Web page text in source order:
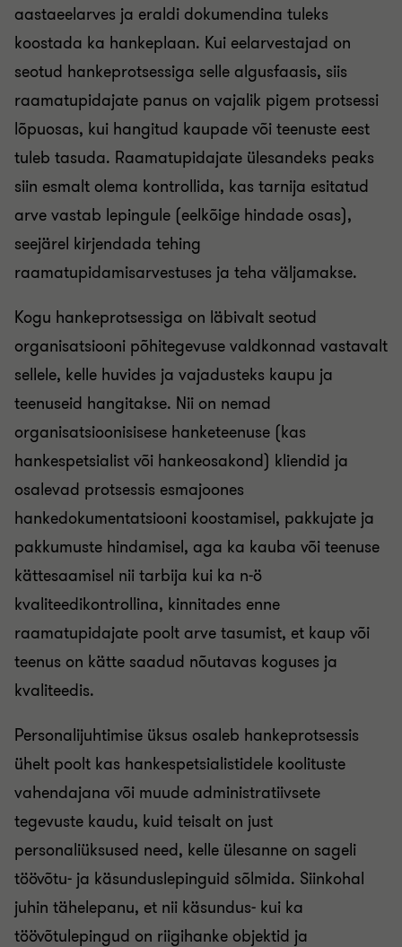
aastaeelarves ja eraldi dokumendina tuleks
koostada ka hankeplaan. Kui eelarvestajad on
seotud hankeprotsessiga selle algusfaasis, siis
raamatupidajate panus on vajalik pigem protsessi
lõpuosas, kui hangitud kaupade või teenuste eest
tuleb tasuda. Raamatupidajate ülesandeks peaks
siin esmalt olema kontrollida, kas tarnija esitatud
arve vastab lepingule (eelkõige hindade osas),
seejärel kirjendada tehing
raamatupidamisarvestuses ja teha väljamakse.
Kogu hankeprotsessiga on läbivalt seotud
organisatsiooni põhitegevuse valdkonnad vastavalt
sellele, kelle huvides ja vajadusteks kaupu ja
teenuseid hangitakse. Nii on nemad
organisatsioonisisese hanketeenuse (kas
hankespetsialist või hankeosakond) kliendid ja
osalevad protsessis esmajoones
hankedokumentatsiooni koostamisel, pakkujate ja
pakkumuste hindamisel, aga ka kauba või teenuse
kättesaamisel nii tarbija kui ka n-ö
kvaliteedikontrollina, kinnitades enne
raamatupidajate poolt arve tasumist, et kaup või
teenus on kätte saadud nõutavas koguses ja
kvaliteedis.
Personalijuhtimise üksus osaleb hankeprotsessis
ühelt poolt kas hankespetsialistidele koolituste
vahendajana või muude administratiivsete
tegevuste kaudu, kuid teisalt on just
personaliüksused need, kelle ülesanne on sageli
töövõtu- ja käsunduslepinguid sõlmida. Siinkohal
juhin tähelepanu, et nii käsundus- kui ka
töövõtulepingud on riigihanke objektid ja